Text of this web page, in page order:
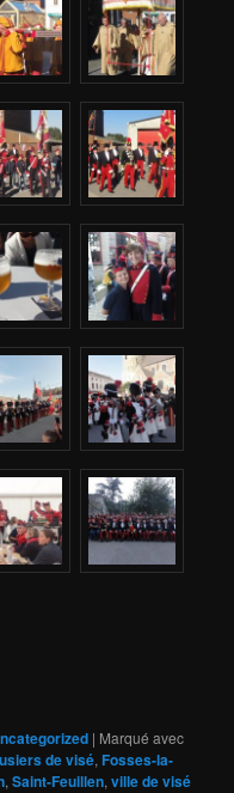
| Marqué avec
de visé,Fosses-la-
,Saint-Feuillen,ville de visé